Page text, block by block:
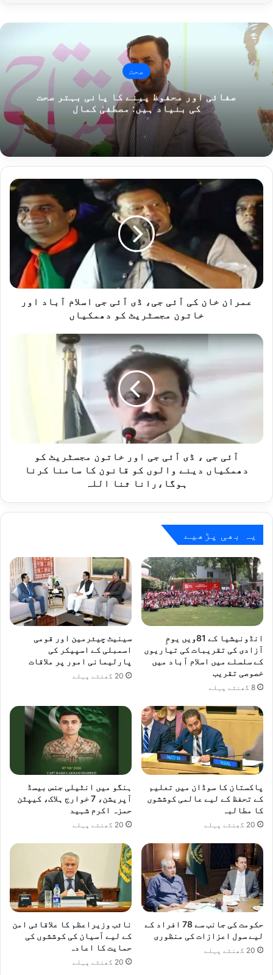
صحت
صفائی اور محفوظ پینے کا پانی بہتر صحت
کی بنیاد ہیں: مصطفیٰ کمال
عمران
خان
آئی
جی،
ڈی
آئی
جی
اسلام
مجسٹریٹ
عمران خان کی آئی جی، ڈی آئی جی اسلام آباد اور
خاتون مجسٹریٹ کو دھمکیاں
آئی
مجسٹریٹ
سامنا
کرنا
ہوگا،رانا
ثنا
اللہ
آئی جی ، ڈی آئی جی اور خاتون مجسٹریٹ کو
دھمکیاں دینے والوں کو قانون کا سامنا کرنا
ہوگا،رانا ثنا اللہ
یہ بھی پڑھیے
انڈونیشیا کے 81ویں یومِ
آزادی کی تقریبات کی تیاریوں
کے سلسلے میں اسلام آباد میں
خصوصی تقریب
8 گھنٹے پہلے
سینیٹ چیئرمین اور قومی
اسمبلی کے اسپیکر کی
پارلیمانی امور پر ملاقات
20 گھنٹے پہلے
پاکستان کا سوڈان میں تعلیم
کے تحفظ کے لیے عالمی کوششوں
کا مطالبہ
20 گھنٹے پہلے
ہنگو میں انٹیلی جنس بیسڈ
آپریشن، 7 خوارج ہلاک، کیپٹن
حمزہ اکرم شہید
20 گھنٹے پہلے
حکومت کی جانب سے 78 افراد کے
لیے سول اعزازات کی منظوری
20 گھنٹے پہلے
نائب وزیراعظم کا علاقائی امن
کے لیے آسیان کی کوششوں کی
حمایت کا اعادہ
20 گھنٹے پہلے